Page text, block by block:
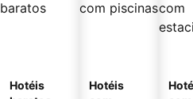
Hotéis
Hotéis